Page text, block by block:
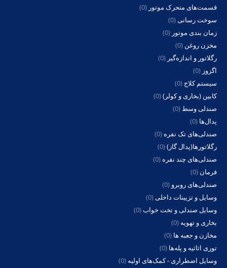
قسمت‌های متحرک موتور (0)
سوخت رسانی(0)
زمان بندی موتور (0)
مخزن روغن (0)
رگلاتور و اندازه‌گیر (0)
اگزوز (0)
سیستم کلاج (0)
کابین (بخاری و کولر)(0)
صندلی وسط (0)
پدال‌ها (0)
صندلی‌های تک نفره (0)
رگلاتورها(پدال گاز)(0)
صندلی‌های چند نفره (0)
فرمان (0)
صندلی‌های روبرو (0)
وسایل و تزیینات داخلی(0)
وسایل صندلی و تخت خواب(0)
بخاری و تهویه (0)
مخازن و جعبه ها (0)
توری اثاثیه و پله‌ها (0)
وسایل اضطراری - کمک‌های اولیه (0)